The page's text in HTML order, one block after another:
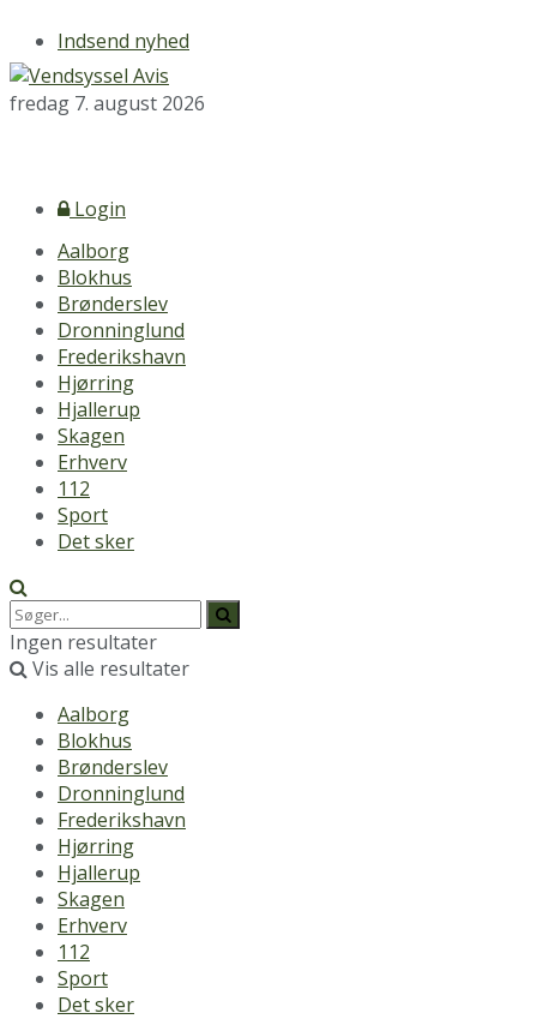
Indsend nyhed
fredag 7. august 2026
Login
Aalborg
Blokhus
Brønderslev
Dronninglund
Frederikshavn
Hjørring
Hjallerup
Skagen
Erhverv
112
Sport
Det sker
Ingen resultater
Vis alle resultater
Aalborg
Blokhus
Brønderslev
Dronninglund
Frederikshavn
Hjørring
Hjallerup
Skagen
Erhverv
112
Sport
Det sker